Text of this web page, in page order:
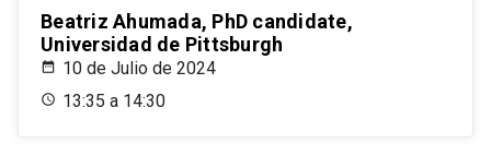
Beatriz Ahumada, PhD candidate,
Universidad de Pittsburgh
10 de Julio de 2024
13:35 a 14:30